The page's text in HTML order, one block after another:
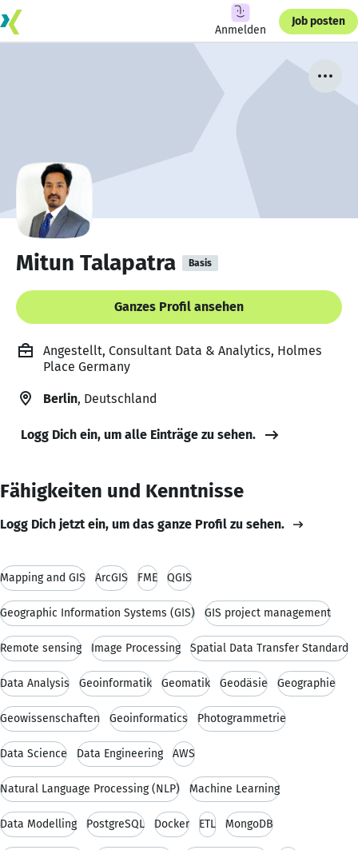
Anmelden
Job posten
Mitun Talapatra Basis
Ganzes Profil ansehen
Angestellt, Consultant Data & Analytics, Holmes
Place Germany
Berlin, Deutschland
Logg Dich ein, um alle Einträge zu sehen.
Fähigkeiten und Kenntnisse
Logg Dich jetzt ein, um das ganze Profil zu sehen.
Mapping and GIS ArcGIS FME QGIS
Geographic Information Systems (GIS) GIS project management
Remote sensing Image Processing Spatial Data Transfer Standard
Data Analysis Geoinformatik Geomatik Geodäsie Geographie
Geowissenschaften Geoinformatics Photogrammetrie
Data Science Data Engineering AWS
Natural Language Processing (NLP) Machine Learning
Data Modelling PostgreSQL Docker ETL MongoDB